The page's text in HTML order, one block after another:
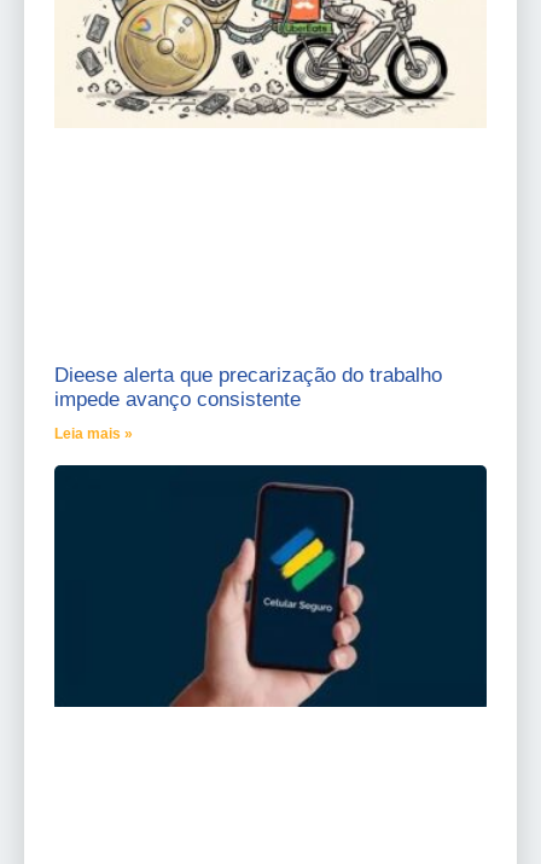
Dieese alerta que precarização do trabalho
impede avanço consistente
Leia mais »